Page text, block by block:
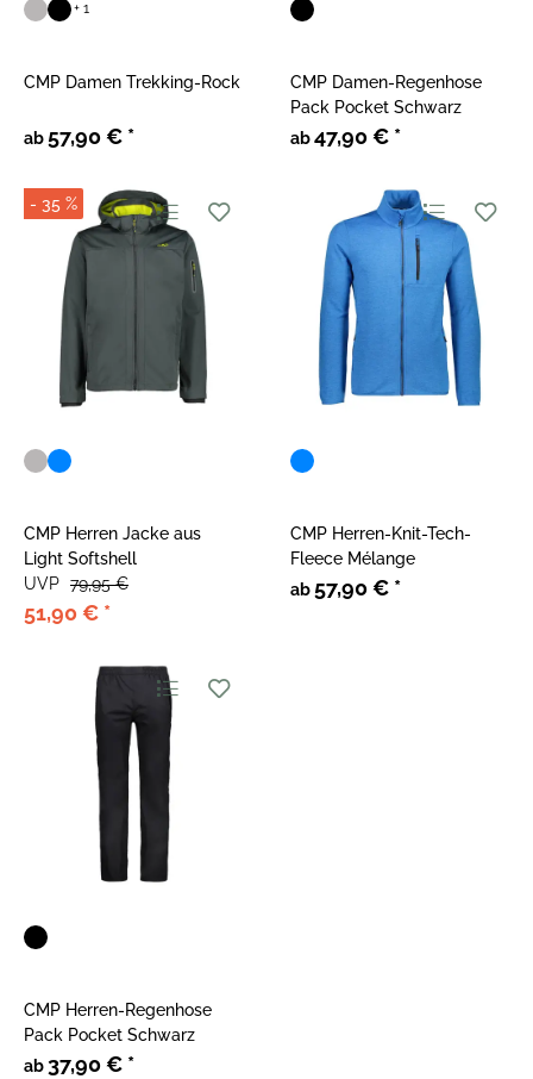
+ 1
CMP Damen Trekking-Rock
ab 57,90 € *
CMP Damen-Regenhose
Pack Pocket Schwarz
ab47,90 € *
- 35 %
CMP Herren Jacke aus
Light Softshell
51,90 € *
UVP 79,95 €
CMP Herren-Knit-Tech-
Fleece Mélange
ab 57,90 € *
CMP Herren-Regenhose
Pack Pocket Schwarz
ab37,90 € *